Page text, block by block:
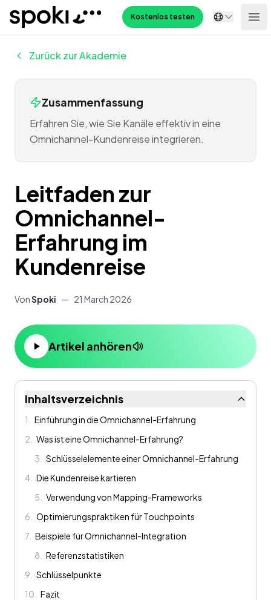
Spoki Kostenlos testen
Zurück zur Akademie
Zusammenfassung
Erfahren Sie, wie Sie Kanäle effektiv in eine
Omnichannel-Kundenreise integrieren.
Leitfaden zur
Omnichannel-
Erfahrung im
Kundenreise
VonSpoki — 21 March 2026
Artikel anhören
Inhaltsverzeichnis
1
Einführung in die Omnichannel-Erfahrung
2
Was ist eine Omnichannel-Erfahrung?
3
Schlüsselelemente einer Omnichannel-Erfahrung
4
Die Kundenreise kartieren
5
Verwendung von Mapping-Frameworks
6
Optimierungspraktiken für Touchpoints
7 Beispiele für Omnichannel-Integration
8
Referenzstatistiken
9
Schlüsselpunkte
10
Fazit